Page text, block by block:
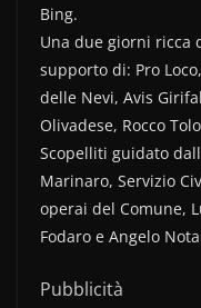
Bing.
Una due giorni ricca
supporto di: Pro
delle Nevi, Avis
Olivadese, Rocco
Scopelliti guidato
Marinaro, Servizio
operai del Comune,
Fodaro e Angelo
Pubblicità